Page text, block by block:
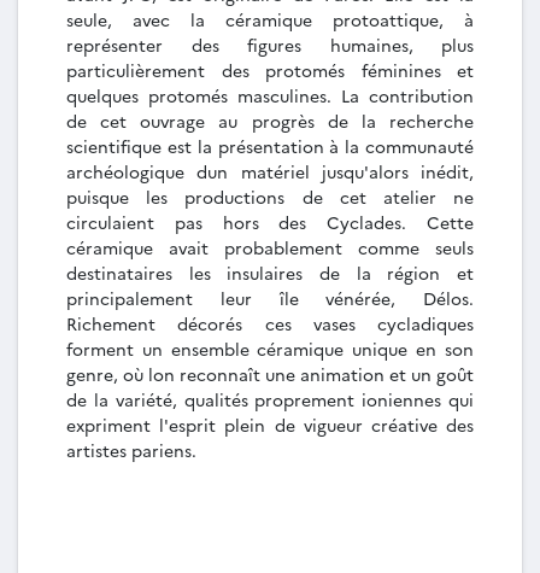
seule, avec la céramique protoattique, à
représenter des figures humaines, plus
particulièrement des protomés féminines et
quelques protomés masculines. La contribution
de cet ouvrage au progrès de la recherche
scientifique est la présentation à la communauté
archéologique dun matériel jusqu'alors inédit,
puisque les productions de cet atelier ne
circulaient pas hors des Cyclades. Cette
céramique avait probablement comme seuls
destinataires les insulaires de la région et
principalement leur île vénérée, Délos.
Richement décorés ces vases cycladiques
forment un ensemble céramique unique en son
genre, où lon reconnaît une animation et un goût
de la variété, qualités proprement ioniennes qui
expriment l'esprit plein de vigueur créative des
artistes pariens.